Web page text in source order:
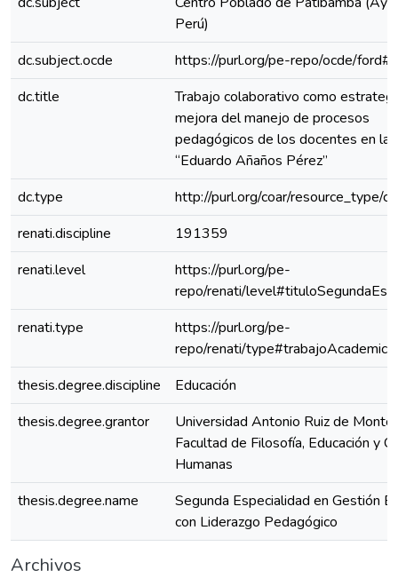
Perú)
dc.subject.ocde
https://purl.org/pe-repo/ocde/
dc.title
Trabajo colaborativo como
mejora del manejo de procesos
pedagógicos de los docentes en la
“Eduardo Añaños Pérez”
dc.type
http://purl.org/coar/resource_type/
renati.discipline
191359
renati.level
https://purl.org/pe-
repo/renati/
renati.type
https://purl.org/pe-
repo/renati/type#trabajoAcademico
thesis.degree.discipline
Educación
thesis.degree.grantor
Universidad Antonio Ruiz de
Facultad de Filosofía, Educación y
Humanas
thesis.degree.name
Segunda Especialidad en Gestión
con Liderazgo Pedagógico
Archivos